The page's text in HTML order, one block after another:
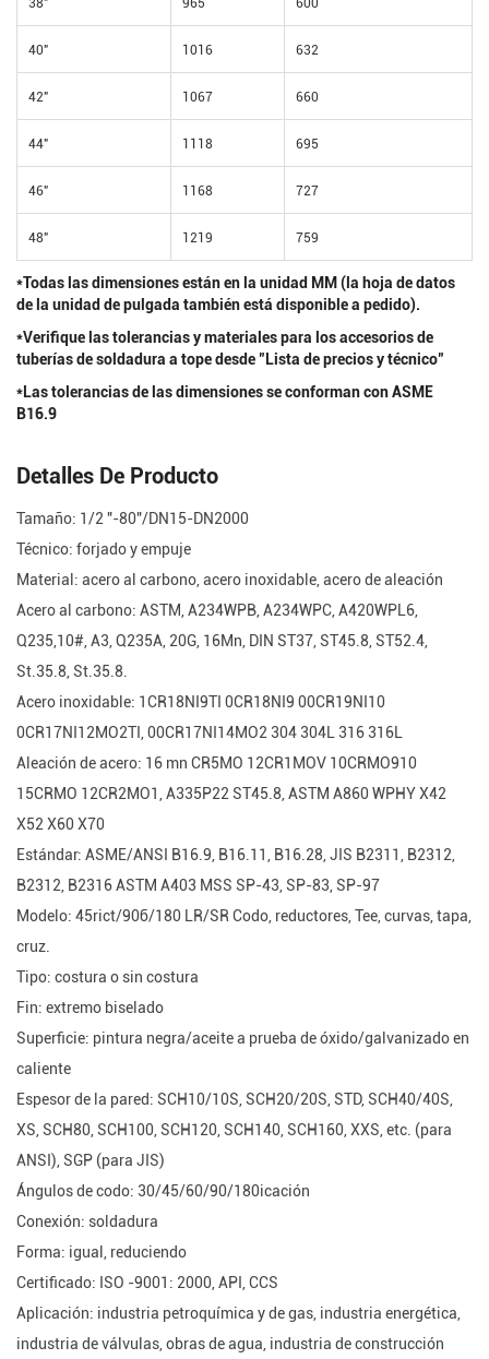
40" 1016 632
42" 1067 660
44" 1118 695
46" 1168 727
48" 1219 759
*Todas las dimensiones están en la unidad MM (la hoja de datos
de la unidad de pulgada también está disponible a pedido).
*Verifique las tolerancias y materiales para los accesorios de
tuberías de soldadura a tope desde "Lista de precios y técnico"
*Las tolerancias de las dimensiones se conforman con ASME
B16.9
Detalles De Producto
Tamaño: 1/2 "-80"/DN15-DN2000
Técnico: forjado y empuje
Material: acero al carbono, acero inoxidable, acero de aleación
Acero al carbono: ASTM, A234WPB, A234WPC, A420WPL6,
Q235,10#, A3, Q235A, 20G, 16Mn, DIN ST37, ST45.8, ST52.4,
St.35.8, St.35.8.
Acero inoxidable: 1CR18NI9TI 0CR18NI9 00CR19NI10
0CR17NI12MO2TI, 00CR17NI14MO2 304 304L 316 316L
Aleación de acero: 16 mn CR5MO 12CR1MOV 10CRMO910
15CRMO 12CR2MO1, A335P22 ST45.8, ASTM A860 WPHY X42
X52 X60 X70
Estándar: ASME/ANSI B16.9, B16.11, B16.28, JIS B2311, B2312,
B2312, B2316 ASTM A403 MSS SP-43, SP-83, SP-97
Modelo: 45rict/90б/180 LR/SR Codo, reductores, Tee, curvas, tapa,
cruz.
Tipo: costura o sin costura
Fin: extremo biselado
Superficie: pintura negra/aceite a prueba de óxido/galvanizado en
caliente
Espesor de la pared: SCH10/10S, SCH20/20S, STD, SCH40/40S,
XS, SCH80, SCH100, SCH120, SCH140, SCH160, XXS, etc. (para
ANSI), SGP (para JIS)
Ángulos de codo: 30/45/60/90/180icación
Conexión: soldadura
Forma: igual, reduciendo
Certificado: ISO -9001: 2000, API, CCS
Aplicación: industria petroquímica y de gas, industria energética,
industria de válvulas, obras de agua, industria de construcción